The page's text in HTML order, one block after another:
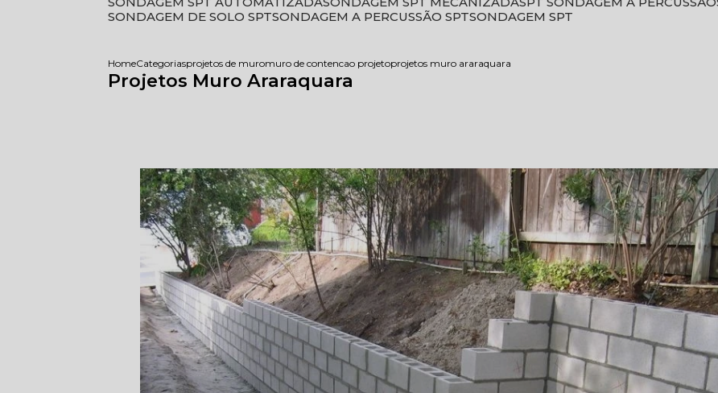
SONDAGEM DE SOLO SPT SONDAGEM A PERCUSSÃO SPT SONDAGEM SPT
HomeCategoriasprojetos de muromuro de contencao projetoprojetos muro araraquara
Projetos Muro Araraquara